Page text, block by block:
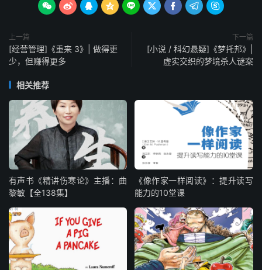
        
上一篇
[经营管理]《重来 3》| 做得更
少，但赚得更多
下一篇
[小说 / 科幻悬疑]《梦托邦》|
虚实交织的梦境杀人谜案
相关推荐
有声书《精讲伤寒论》主播：曲
黎敏【全138集】
《像作家一样阅读》：提升读写
能力的10堂课